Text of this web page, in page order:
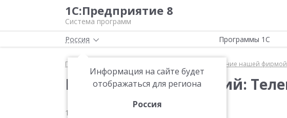
1С:Предприятие 8
Система программ
Россия
Информация на сайте будет
отображаться для региона
Россия
Программы 1С
Главная 1С:Управление нашей фирмой
Каналы коммуникаций:
19 марта 2021